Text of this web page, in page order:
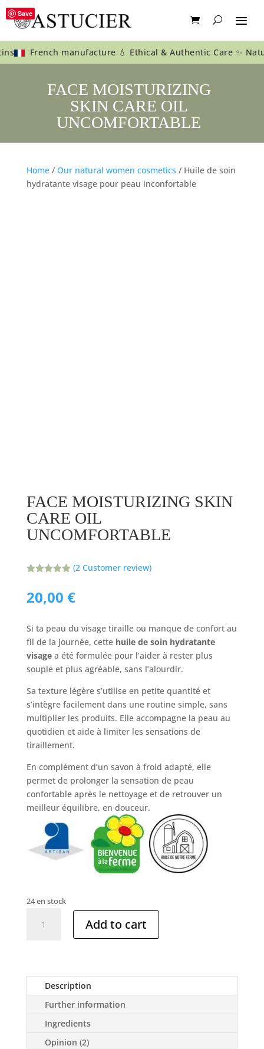
French manufacture 💧 Ethical & Authentic Care ✨
Save
FACE MOISTURIZING
SKIN CARE OIL
UNCOMFORTABLE
Home/ Our natural women cosmetics / Huile de soin
hydratante visage pour peau inconfortable
FACE MOISTURIZING SKIN
CARE OIL
UNCOMFORTABLE
based on
Customer
(2 Customer review)
20,00 €
Si ta peau du visage tiraille ou manque de confort au
fil de la journée, cette huile de soin hydratante
visagea été formulée pour l’aider à rester plus
souple et plus agréable, sans l’alourdir.
Sa texture légère s’utilise en petite quantité et
s’intègre facilement dans une routine simple, sans
multiplier les produits. Elle accompagne la peau au
quotidien et aide à limiter les sensations de
tiraillement.
En complément d’un savon à froid adapté, elle
permet de prolonger la sensation de peau
confortable après le nettoyage et de retrouver un
meilleur équilibre, en douceur.
24 en stock
hydratante
visage
peau
inconfortable
Add to cart
Description
Further information
Ingredients
Opinion (2)